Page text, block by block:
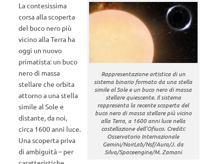
Rappresentazione artistica di un
sistema binario formato da una stella
simile al Sole e un buco nero di massa
stellare quiescente. Il sistema
rappresenta la recente scoperta del
buco nero di massa stellare più vicino
alla Terra, a 1600 anni luce nella
costellazione dell’Ofiuco. Crediti:
Osservatorio Internazionale
Gemini/NoirLab/Nsf/Aura/J. da
Silva/Spaceengine/M. Zamani
La contesissima
corsa alla scoperta
del buco nero più
vicino alla Terra ha
oggi un nuovo
primatista: un buco
nero di massa
stellare che orbita
attorno a una stella
simile al Sole e
distante, da noi,
circa 1600 anni luce.
Una scoperta priva
di ambiguità – per